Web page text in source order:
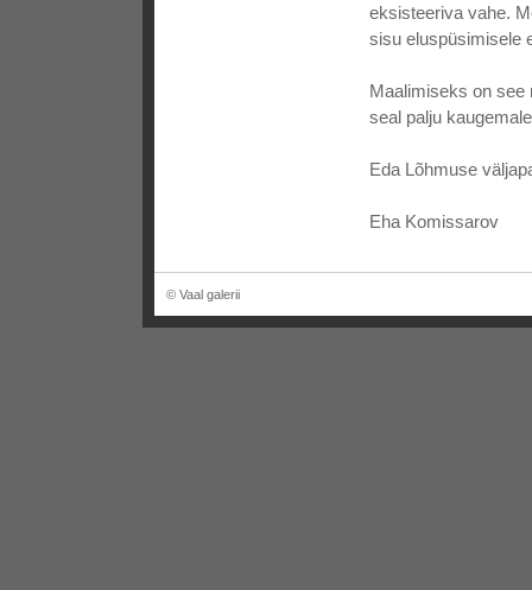
eksisteeriva vahe.
sisu eluspüsimisele
Maalimiseks on see
seal palju
Eda Lõhmuse
Eha Komissarov
© Vaal galerii